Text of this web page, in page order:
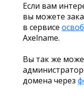
Если вам
вы можете
в сервисе
Axelname.
Вы так же
домена через